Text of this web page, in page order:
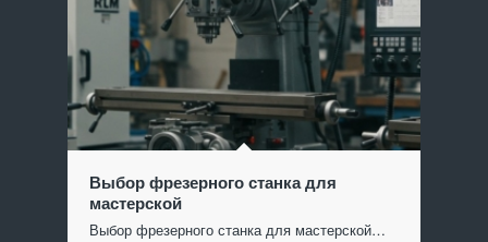
Выбор фрезерного станка для
мастерской
Выбор фрезерного станка для мастерской…